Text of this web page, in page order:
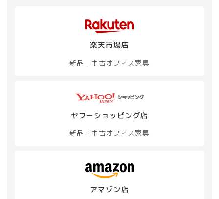
楽天市場店
新品・中古オフィス家具
ヤフーショッピング店
新品・中古オフィス家具
アマゾン店